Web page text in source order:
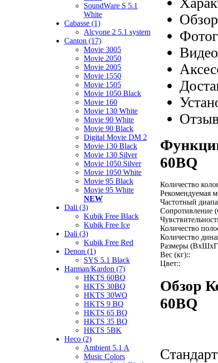
SoundWare S 5.1
White
Cabasse (1)
Alcyone 2 5.1 system
Canton (17)
Movie 3005
Movie 2050
Movie 2005
Movie 1550
Movie 1505
Movie 1050 Black
Movie 160
Movie 130 White
Movie 90 White
Movie 90 Black
Digital Movie DM 2
Movie 130 Black
Movie 130 Silver
Movie 1050 Silver
Movie 1050 White
Movie 95 Black
Movie 95 White
NEW
Dali (3)
Kubik Free Black
Kubik Free Ice
Dali (3)
Kubik Free Red
Denon (1)
SYS 5.1 Black
Harman/Kardon (7)
HKTS 60BQ
HKTS 30BQ
HKTS 30WQ
HKTS 9 BQ
HKTS 65 BQ
HKTS 35 BQ
HKTS 5BK
Heco (2)
Ambient 5.1 A
Music Colors
Обзор
Видео
60BQ
Количество
Рекомендуемая
Частотный
Сопротивление
Количество
Количество
Размеры
Вес (кг)::
Цвет::
Обзор
60BQ